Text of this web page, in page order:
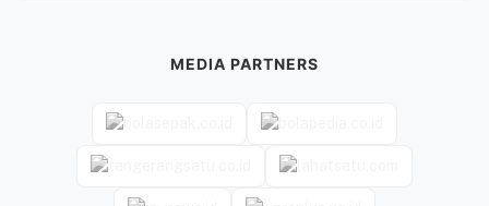
MEDIA PARTNERS